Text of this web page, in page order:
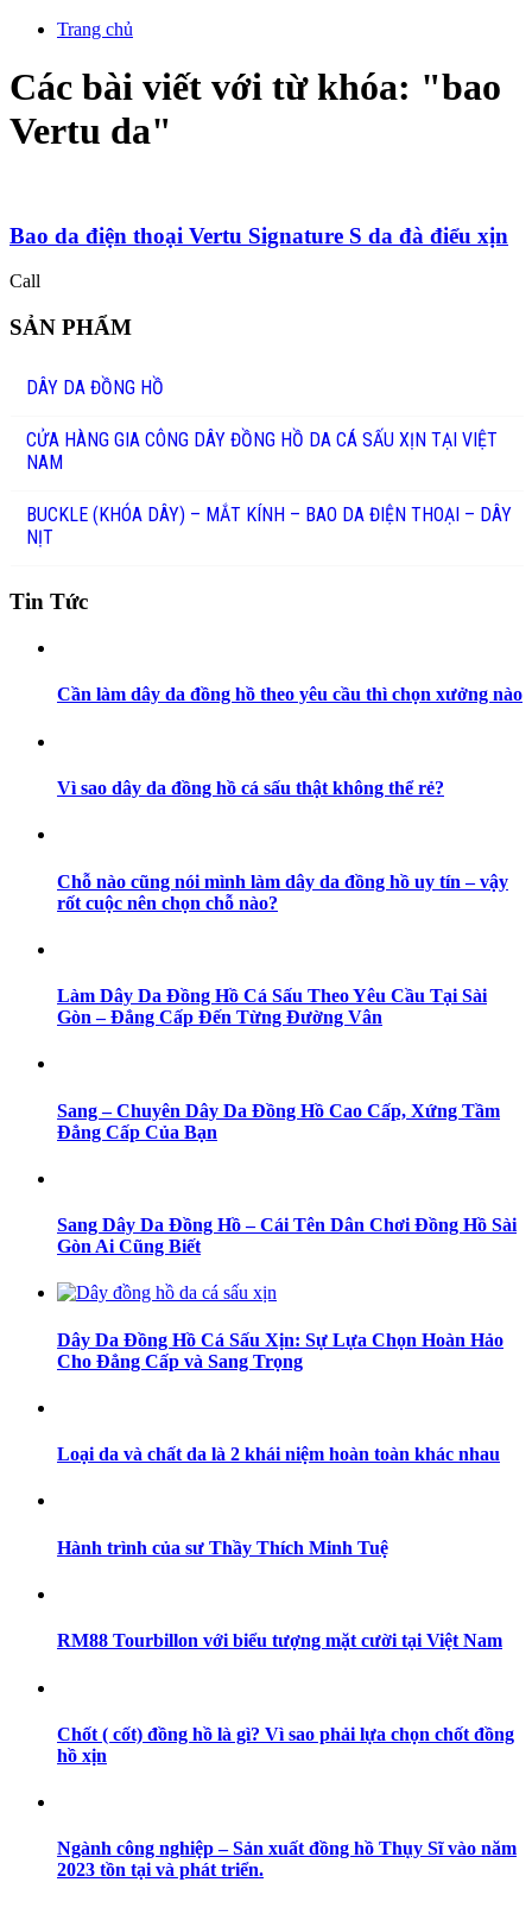
Trang chủ
Các bài viết với từ khóa: "bao
Vertu da"
Bao da điện thoại Vertu Signature S da đà điểu xịn
Call
SẢN PHẨM
DÂY DA ĐỒNG HỒ
CỬA HÀNG GIA CÔNG DÂY ĐỒNG HỒ DA CÁ SẤU XỊN TẠI VIỆT
NAM
BUCKLE (KHÓA DÂY) – MẮT KÍNH – BAO DA ĐIỆN THOẠI – DÂY
NỊT
Tin Tức
Cần làm dây da đồng hồ theo yêu cầu thì chọn xưởng nào
Vì sao dây da đồng hồ cá sấu thật không thể rẻ?
Chỗ nào cũng nói mình làm dây da đồng hồ uy tín – vậy
rốt cuộc nên chọn chỗ nào?
Làm Dây Da Đồng Hồ Cá Sấu Theo Yêu Cầu Tại Sài
Gòn – Đẳng Cấp Đến Từng Đường Vân
Sang – Chuyên Dây Da Đồng Hồ Cao Cấp, Xứng Tầm
Đẳng Cấp Của Bạn
Sang Dây Da Đồng Hồ – Cái Tên Dân Chơi Đồng Hồ Sài
Gòn Ai Cũng Biết
Dây Da Đồng Hồ Cá Sấu Xịn: Sự Lựa Chọn Hoàn Hảo
Cho Đẳng Cấp và Sang Trọng
Loại da và chất da là 2 khái niệm hoàn toàn khác nhau
Hành trình của sư Thầy Thích Minh Tuệ
RM88 Tourbillon với biểu tượng mặt cười tại Việt Nam
Chốt ( cốt) đồng hồ là gì? Vì sao phải lựa chọn chốt đồng
hồ xịn
Ngành công nghiệp – Sản xuất đồng hồ Thụy Sĩ vào năm
2023 tồn tại và phát triển.